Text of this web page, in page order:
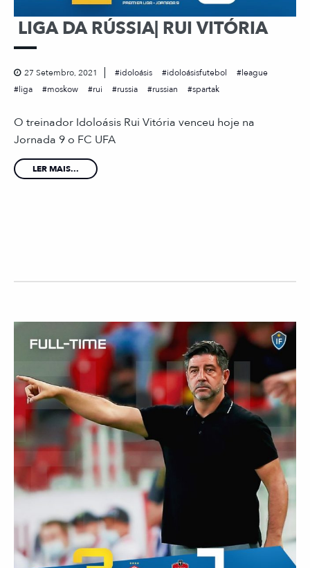
LIGA DA RÚSSIA| RUI VITÓRIA
27 Setembro, 2021 idoloásis idoloásisfutebol
league
liga
moskow rui russia russian spartak
O treinador Idoloásis Rui Vitória venceu hoje na
Jornada 9 o FC UFA
LER MAIS...